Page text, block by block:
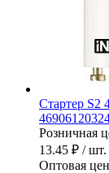
Стартер S2
Розничная
13.45 ₽ / шт.
Оптовая